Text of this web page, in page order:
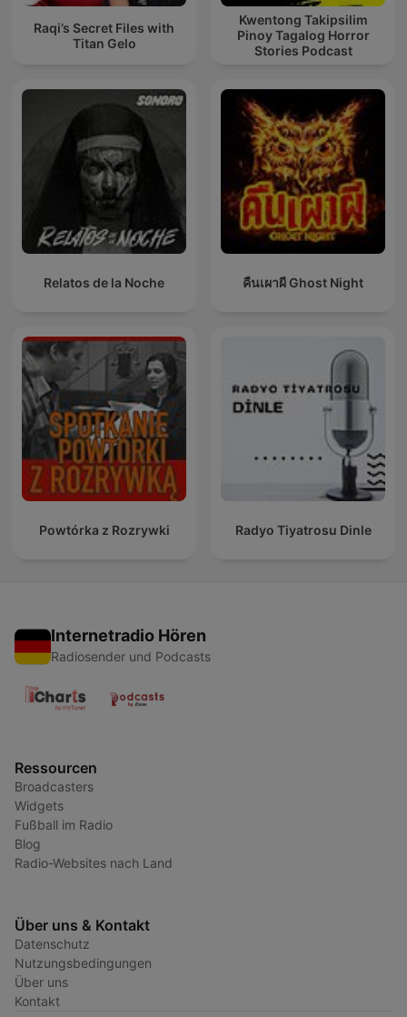
Raqi’s Secret Files with
Titan Gelo
Kwentong Takipsilim
Pinoy Tagalog Horror
Stories Podcast
Relatos de la Noche คืนเผาผี Ghost Night
Powtórka z Rozrywki Radyo Tiyatrosu Dinle
Internetradio Hören
Radiosender und Podcasts
Ressourcen
Broadcasters
Widgets
Fußball im Radio
Blog
Radio-Websites nach Land
Über uns & Kontakt
Datenschutz
Nutzungsbedingungen
Über uns
Kontakt